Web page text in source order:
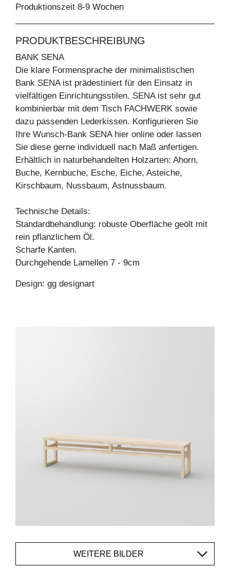
Produktionszeit 8-9 Wochen
PRODUKTBESCHREIBUNG
BANK SENA
Die klare Formensprache der minimalistischen
Bank SENA ist prädestiniert für den Einsatz in
vielfältigen Einrichtungsstilen. SENA ist sehr gut
kombinierbar mit dem Tisch FACHWERK sowie
dazu passenden Lederkissen. Konfigurieren Sie
Ihre Wunsch-Bank SENA hier online oder lassen
Sie diese gerne individuell nach Maß anfertigen.
Erhältlich in naturbehandelten Holzarten: Ahorn,
Buche, Kernbuche, Esche, Eiche, Asteiche,
Kirschbaum, Nussbaum, Astnussbaum.
Technische Details:
Standardbehandlung: robuste Oberfläche geölt mit
rein pflanzlichem Öl.
Scharfe Kanten.
Durchgehende Lamellen 7 - 9cm
Design: gg designart
WEITERE BILDER